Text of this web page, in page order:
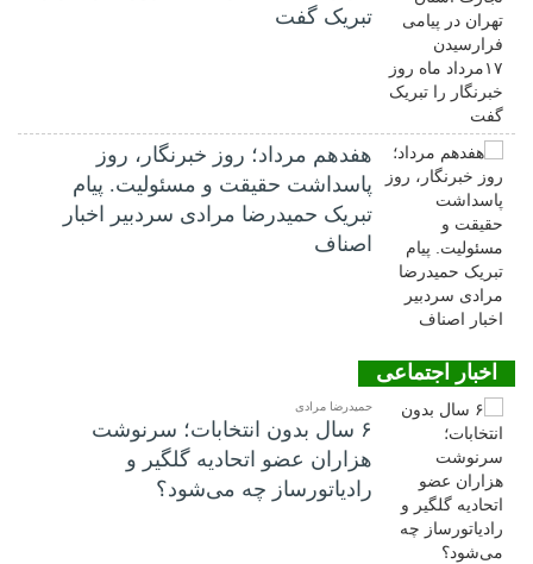
تبریک گفت
هفدهم مرداد؛ روز خبرنگار، روز
پاسداشت حقیقت و مسئولیت. پیام
تبریک حمیدرضا مرادی سردبیر اخبار
اصناف
اخبار اجتماعی
حمیدرضا مرادی
۶ سال بدون انتخابات؛ سرنوشت
هزاران عضو اتحادیه گلگیر و
رادیاتورساز چه می‌شود؟